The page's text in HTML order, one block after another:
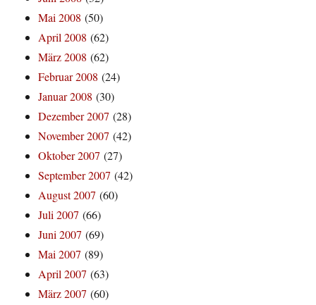
Mai 2008 (50)
April 2008 (62)
März 2008 (62)
Februar 2008 (24)
Januar 2008 (30)
Dezember 2007 (28)
November 2007 (42)
Oktober 2007 (27)
September 2007 (42)
August 2007 (60)
Juli 2007 (66)
Juni 2007 (69)
Mai 2007 (89)
April 2007 (63)
März 2007 (60)